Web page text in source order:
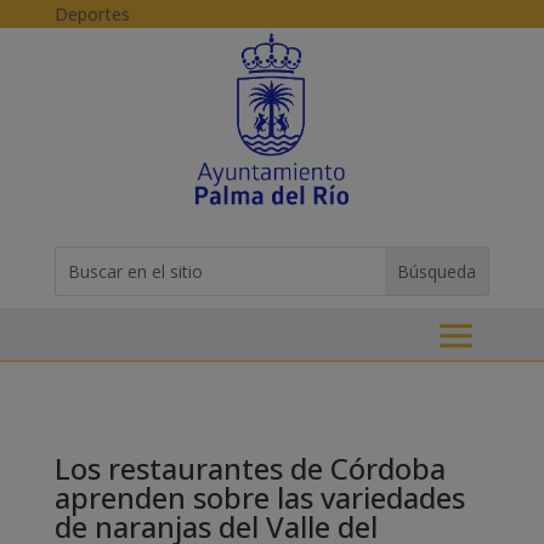
Skip to content
Deportes
for...
Los restaurantes de Córdoba
aprenden sobre las variedades
de naranjas del Valle del